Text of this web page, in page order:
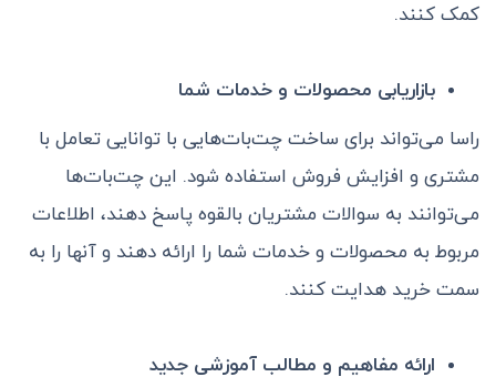
کمک کنند.
بازاریابی محصولات و خدمات شما
راسا می‌تواند برای ساخت چت‌بات‌هایی با توانایی تعامل با
مشتری و افزایش فروش استفاده شود. این چت‌بات‌ها
می‌توانند به سوالات مشتریان بالقوه پاسخ دهند، اطلاعات
مربوط به محصولات و خدمات شما را ارائه دهند و آنها را به
سمت خرید هدایت کنند.
ارائه مفاهیم و مطالب آموزشی جدید